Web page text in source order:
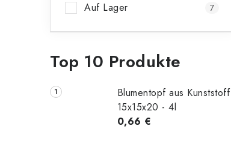
Auf Lager 7
Top 10 Produkte
Blumentopf aus Kunststoff
15x15x20 - 4l
0,66 €